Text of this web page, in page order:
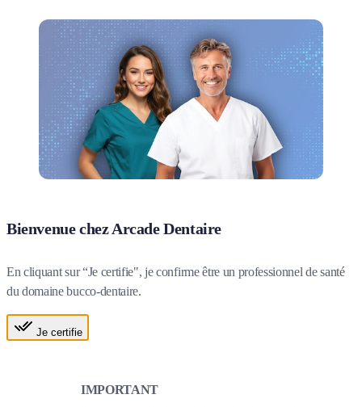
Bienvenue chez Arcade Dentaire
En cliquant sur “Je certifie", je confirme être un professionnel de santé
du domaine bucco-dentaire.
Je certifie
IMPORTANT